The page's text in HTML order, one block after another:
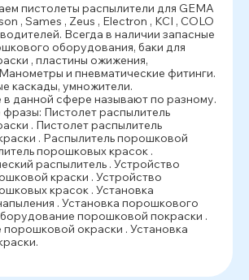
пистолеты распылители для GEMA
, Sames , Zeus , Electron , KCI , COLO
Всегда в наличии запасные
оборудования, баки для
, пластины ожижения,
и пневматические фитинги.
каскады, умножители.
данной сфере называют по разному.
Пистолет распылитель
. Пистолет распылитель
. Распылитель порошковой
порошковых красок .
распылитель . Устройство
краски . Устройство
красок . Установка
. Установка порошкового
порошковой покраски .
окраски . Установка